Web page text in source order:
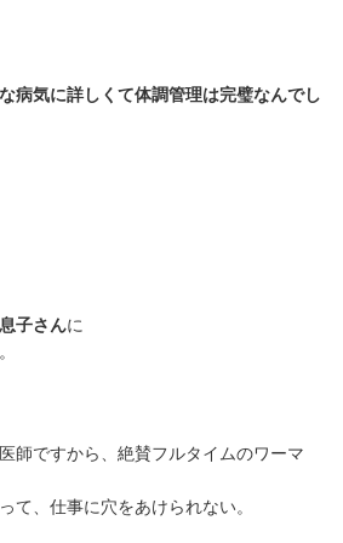
病気に詳しくて体調管理は完璧なんでし
子さんに
師ですから、絶賛フルタイムのワーマ
て、仕事に穴をあけられない。